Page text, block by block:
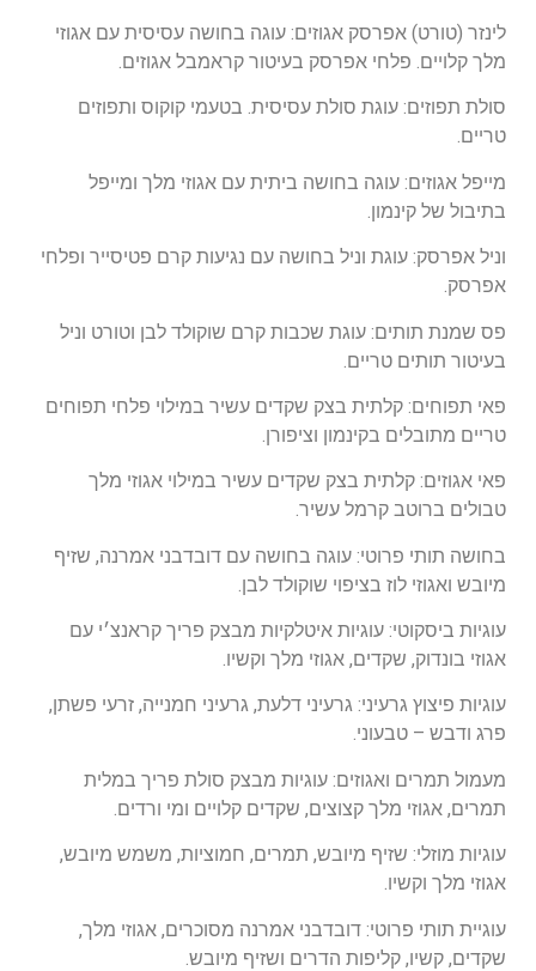
לינזר (טורט) אפרסק אגוזים: עוגה בחושה עסיסית עם אגוזי
מלך קלויים. פלחי אפרסק בעיטור קראמבל אגוזים.
סולת תפוזים: עוגת סולת עסיסית. בטעמי קוקוס ותפוזים
טריים.
מייפל אגוזים: עוגה בחושה ביתית עם אגוזי מלך ומייפל
בתיבול של קינמון.
וניל אפרסק: עוגת וניל בחושה עם נגיעות קרם פטיסייר ופלחי
אפרסק.
פס שמנת תותים: עוגת שכבות קרם שוקולד לבן וטורט וניל
בעיטור תותים טריים.
פאי תפוחים: קלתית בצק שקדים עשיר במילוי פלחי תפוחים
טריים מתובלים בקינמון וציפורן.
פאי אגוזים: קלתית בצק שקדים עשיר במילוי אגוזי מלך
טבולים ברוטב קרמל עשיר.
בחושה תותי פרוטי: עוגה בחושה עם דובדבני אמרנה, שזיף
מיובש ואגוזי לוז בציפוי שוקולד לבן.
עוגיות ביסקוטי: עוגיות איטלקיות מבצק פריך קראנצ׳י עם
אגוזי בונדוק, שקדים, אגוזי מלך וקשיו.
עוגיות פיצוץ גרעיני: גרעיני דלעת, גרעיני חמנייה, זרעי פשתן,
פרג ודבש – טבעוני.
מעמול תמרים ואגוזים: עוגיות מבצק סולת פריך במלית
תמרים, אגוזי מלך קצוצים, שקדים קלויים ומי ורדים.
עוגיות מוזלי: שזיף מיובש, תמרים, חמוציות, משמש מיובש,
אגוזי מלך וקשיו.
עוגיית תותי פרוטי: דובדבני אמרנה מסוכרים, אגוזי מלך,
שקדים, קשיו, קליפות הדרים ושזיף מיובש.